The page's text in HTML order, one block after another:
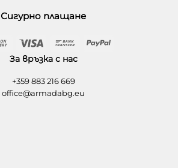
Сигурно плащане
Cash
On
Delivery
Visa
Bank
PayPal
За връзка с нас
+359 883 216 669
office@armadabg.eu